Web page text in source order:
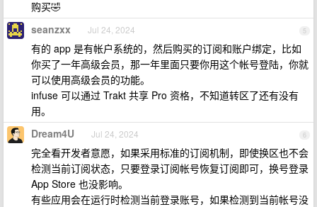
购买🤣
5
seanzxx Jul 24, 2024
有的 app 是有帐户系统的，然后购买的订阅和账户绑定，比如
你买了一年高级会员，那一年里面只要你用这个帐号登陆，你就
可以使用高级会员的功能。
infuse 可以通过 Trakt 共享 Pro 资格，不知道转区了还有没有
用。
6
Dream4U Jul 24, 2024
完全看开发者意愿，如果采用标准的订阅机制，即使换区也不会
检测当前订阅状态，只要登录订阅帐号恢复订阅即可，换号登录
App Store 也没影响。
有些应用会在运行时检测当前登录账号，如果检测到当前帐号没